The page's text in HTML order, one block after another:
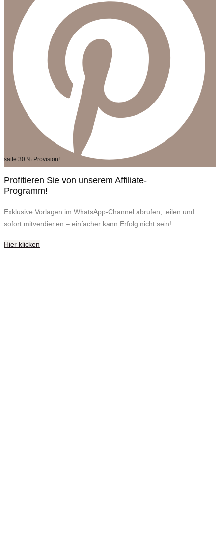
satte 30 % Provision!
Profitieren Sie von unserem Affiliate-
Programm!
Exklusive Vorlagen im WhatsApp-Channel abrufen, teilen und
sofort mitverdienen – einfacher kann Erfolg nicht sein!
Hier klicken